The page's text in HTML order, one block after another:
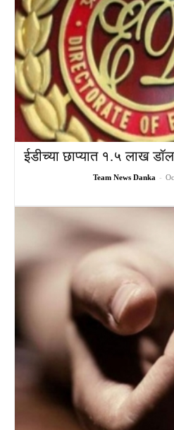
ईडीच्या छाप्यात १.५ लाख
Team News Danka -